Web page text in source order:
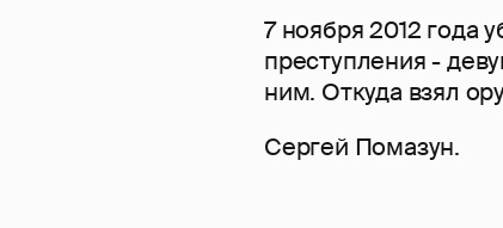
7 ноября 2012 года
преступления -
ним. Откуда взял
Сергей Помазун.